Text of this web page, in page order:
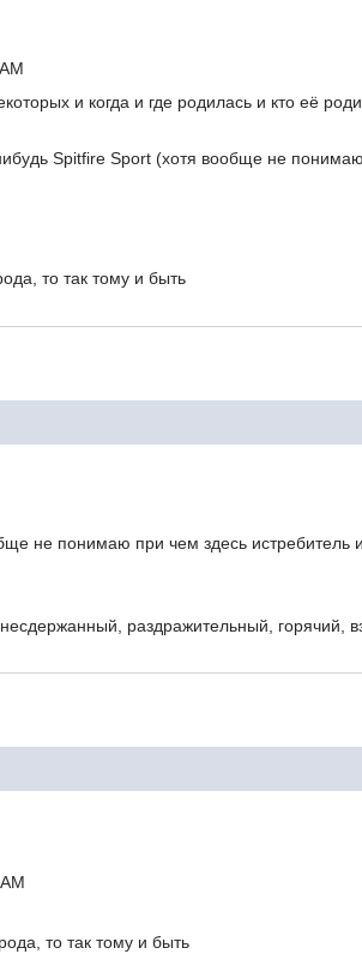
и когда и где родилась и кто её
Spitfire Sport (хотя вообще не
то так тому и быть
не понимаю при чем здесь истребитель
раздражительный, горячий,
то так тому и быть